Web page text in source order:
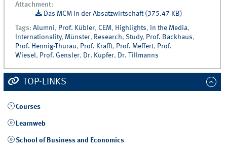
Attachment:
Das MCM in der Absatzwirtschaft (375.47 KB)
Tags:Alumni, Prof. Kübler, CEM, Highlights, In the Media,
Internationality, Münster, Research, Study, Prof. Backhaus,
Prof. Hennig-Thurau, Prof. Krafft, Prof. Meffert, Prof.
Wiesel, Prof. Gensler, Dr. Kupfer, Dr. Tillmanns
TOP-LINKS
Courses
Learnweb
School of Business and Economics